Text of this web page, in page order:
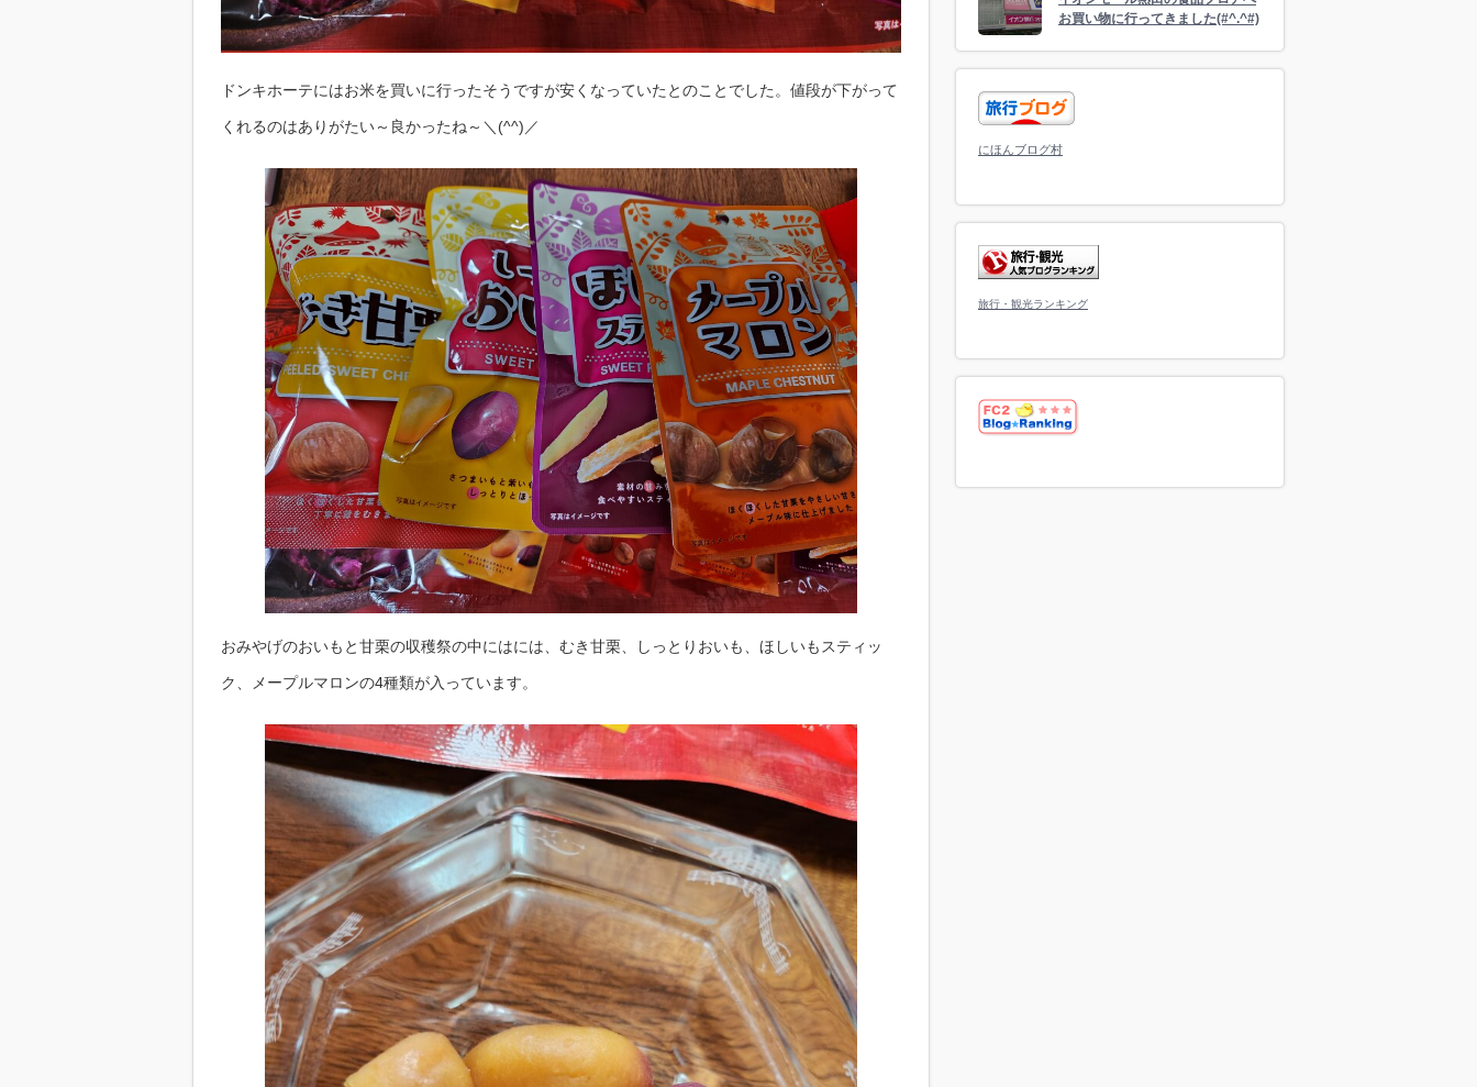
ドンキホーテにはお米を買いに行ったそうですが安くなっていたとのことでした。値段が下がって
くれるのはありがたい～良かったね～＼(^^)／
おみやげのおいもと甘栗の収穫祭の中にはには、むき甘栗、しっとりおいも、ほしいもスティッ
ク、メープルマロンの4種類が入っています。
お買い物に行ってきました(#^.^#)
にほんブログ村
旅行・観光ランキング